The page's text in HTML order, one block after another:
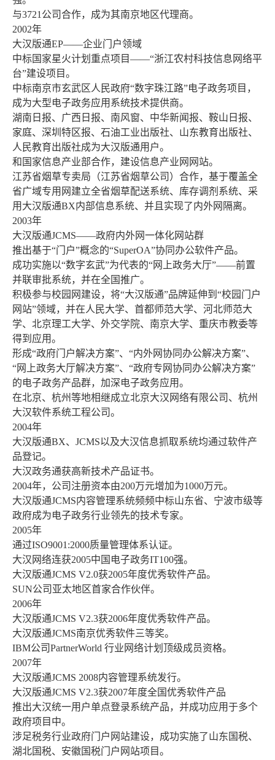
与3721公司合作，成为其南京地区代理商。
2002年
大汉版通EP——企业门户领域
中标国家星火计划重点项目——“浙江农村科技信息网络平
台”建设项目。
中标南京市玄武区人民政府“数字珠江路”电子政务项目，
成为大型电子政务应用系统技术提供商。
湖南日报、广西日报、南风窗、中华新闻报、鞍山日报、
家庭、深圳特区报、石油工业出版社、山东教育出版社、
人民教育出版社成为大汉版通用户。
和国家信息产业部合作，建设信息产业网网站。
江苏省烟草专卖局（江苏省烟草公司）合作，基于覆盖全
省广域专用网建立全省烟草配送系统、库存调剂系统、采
用大汉版通BX内部信息系统、并且实现了内外网隔离。
2003年
大汉版通JCMS——政府内外网一体化网站群
推出基于“门户”概念的“SuperOA”协同办公软件产品。
成功实施以“数字玄武”为代表的“网上政务大厅”——前置
并联审批系统，并在全国推广。
积极参与校园网建设，将“大汉版通”品牌延伸到“校园门户
网站”领域，并在人民大学、首都师范大学、河北师范大
学、北京理工大学、外交学院、南京大学、重庆市教委等
得到应用。
形成“政府门户解决方案”、“内外网协同办公解决方案”、
“网上政务大厅解决方案”、“政府专网协同办公解决方案”
的电子政务产品群，加深电子政务应用。
在北京、杭州等地相继成立北京大汉网络有限公司、杭州
大汉软件系统工程公司。
2004年
大汉版通BX、JCMS以及大汉信息抓取系统均通过软件产
品登记。
大汉政务通获高新技术产品证书。
2004年，公司注册资本由200万元增加为1000万元。
大汉版通JCMS内容管理系统频频中标山东省、宁波市级等
政府成为电子政务行业领先的技术专家。
2005年
通过ISO9001:2000质量管理体系认证。
大汉网络连获2005中国电子政务IT100强。
大汉版通JCMS V2.0获2005年度优秀软件产品。
SUN公司亚太地区首家合作伙伴。
2006年
大汉版通JCMS V2.3获2006年度优秀软件产品。
大汉版通JCMS南京优秀软件三等奖。
IBM公司PartnerWorld 行业网络计划顶级成员资格。
2007年
大汉版通JCMS 2008内容管理系统发行。
大汉版通JCMS V2.3获2007年度全国优秀软件产品
推出大汉统一用户单点登录系统产品，并成功应用于多个
政府项目中。
涉足税务行业政府门户网站建设，成功实施了山东国税、
湖北国税、安徽国税门户网站项目。